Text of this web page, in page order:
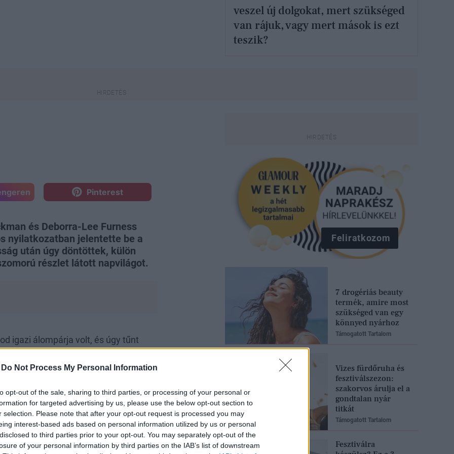
Do Not Process My Personal Information
opt-out of the sale, sharing to third parties, or processing of your personal or
for targeted advertising by us, please use the below opt-out section to
selection. Please note that after your opt-out request is processed you may
interest-based ads based on personal information utilized by us or personal
to third parties prior to your opt-out. You may separately opt-out of the
of your personal information by third parties on the IAB’s list of downstream
veszel új dolgokat, mert szükséged
van rájuk, vagy mert mások is ezt
teszik?
Pinterest
és Deborra-Lee Furness
nyilatkozatban jelentette be a
után úgy döntöttek, külön
részlet látott napvilágot.
igazi álompárja volt, és úgy tűnt
de a PEOPLE magazinnak
mondott búcsút egymásnak.
nem most kezdődtek, ezért
és Deborra-Lee Furness erre a
Feliratkozom
7 drogériás beauty
termék, amire most
szükséged van egy
könnyed nyárhoz
Támogatott Tartalom
Vizes fürdőruha és
fesztiválszezon:
szakorvos árulja el a
gondtalan nyár
titkát
Támogatott Tartalom
Fesztiválra